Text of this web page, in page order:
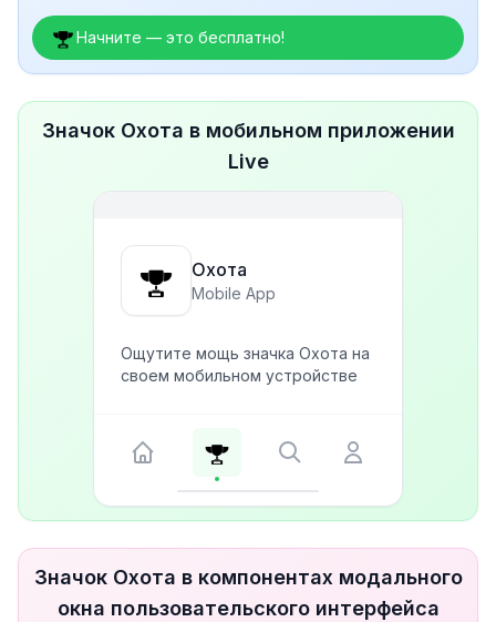
Начните — это бесплатно!
Значок Охота в мобильном приложении
Live
Охота
Mobile App
Ощутите мощь значка Охота на
своем мобильном устройстве
Значок Охота в компонентах модального
окна пользовательского интерфейса